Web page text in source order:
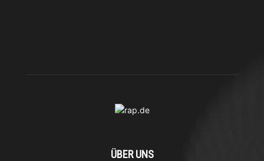
ÜBER UNS